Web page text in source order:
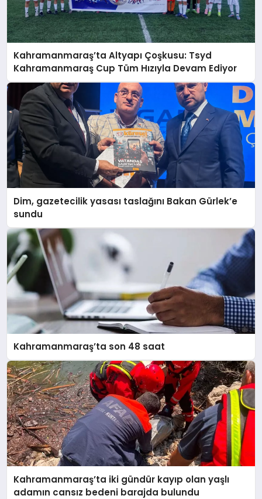
Kahramanmaraş’ta Altyapı Çoşkusu: Tsyd
Kahramanmaraş Cup Tüm Hızıyla Devam Ediyor
Dim, gazetecilik yasası taslağını Bakan Gürlek’e
sundu
Kahramanmaraş’ta son 48 saat
Kahramanmaraş’ta iki gündür kayıp olan yaşlı
adamın cansız bedeni barajda bulundu